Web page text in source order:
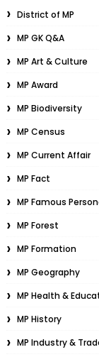
District of MP
MP GK Q&A
MP Art & Culture
MP Award
MP Biodiversity
MP Census
MP Current Affair
MP Fact
MP Famous
MP Forest
MP Formation
MP Geography
MP Health &
MP History
MP Industry &